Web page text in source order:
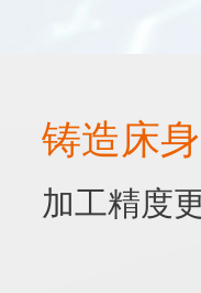
铸造床身
加工精度